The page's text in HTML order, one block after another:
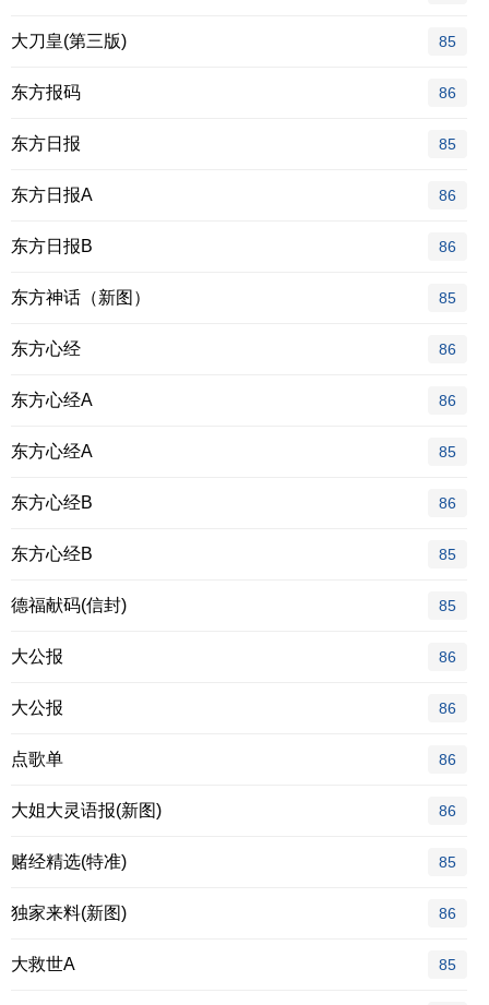
大刀皇(第三版) 85
东方报码 86
东方日报 85
东方日报A 86
东方日报B 86
东方神话（新图） 85
东方心经 86
东方心经A 86
东方心经A 85
东方心经B 86
东方心经B 85
德福献码(信封) 85
大公报 86
大公报 86
点歌单 86
大姐大灵语报(新图) 86
赌经精选(特准) 85
独家来料(新图) 86
大救世A 85